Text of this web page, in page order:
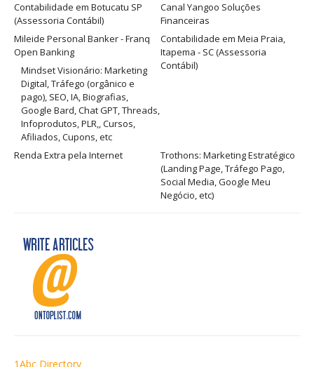
Canal Yangoo Soluções
Financeiras
Contabilidade em Botucatu SP
(Assessoria Contábil)
Contabilidade em Meia Praia,
Itapema - SC (Assessoria
Contábil)
Mileide Personal Banker - Franq
Open Banking
Mindset Visionário: Marketing
Digital, Tráfego (orgânico e
pago), SEO, IA, Biografias,
Google Bard, Chat GPT, Threads,
Infoprodutos, PLR,, Cursos,
Afiliados, Cupons, etc
Renda Extra pela Internet
Trothons: Marketing Estratégico
(Landing Page, Tráfego Pago,
Social Media, Google Meu
Negócio, etc)
1Abc Directory